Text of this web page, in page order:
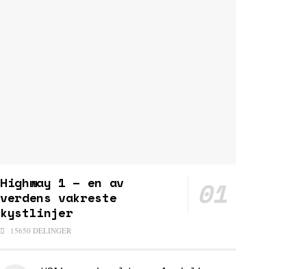
Highway 1 – en av
verdens vakreste
kystlinjer
15650 DELINGER